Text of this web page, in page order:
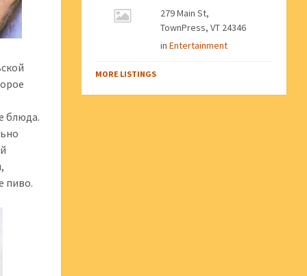
блюда.
пиво.
279 Main St,
TownPress, VT 24346
inEntertainment
MORE LISTINGS